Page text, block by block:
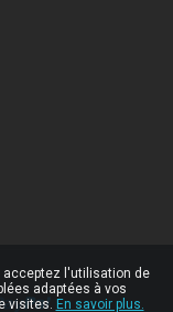
acceptez l'utilisation de
adaptées à vos
visites. En savoir plus.